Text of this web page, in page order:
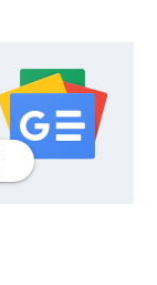
profilgoogle news